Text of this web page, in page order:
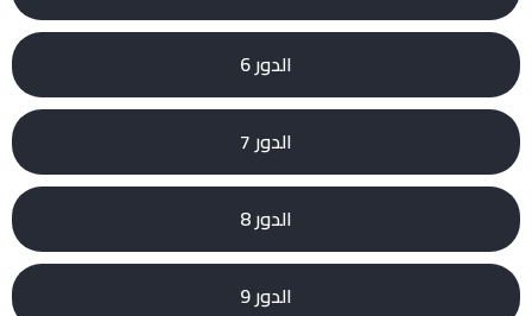
الدور 6
الدور 7
الدور 8
الدور 9